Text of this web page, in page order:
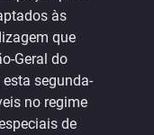
às
que
Geral do
segunda-
no regime
de